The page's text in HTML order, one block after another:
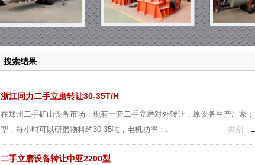
搜索结果
浙江同力二手立磨转让30-35T/H
在郑州二手矿山设备市场，现有一套二手立磨对外转让，原设备生产厂家
型，每小时可以研磨物料约30-35吨，电机功率：.
类别：
二手立磨设备转让中亚2200型